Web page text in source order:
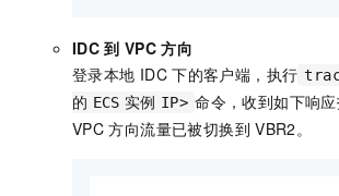
IDC 到 VPC 方向
登录本地 IDC 下的客户端，执行
的 ECS 实例 IP> 命令，收到如下响
VPC 方向流量已被切换到 VBR2。